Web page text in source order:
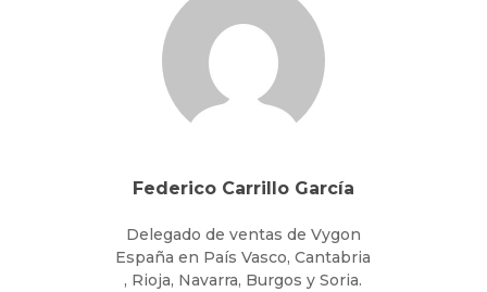
Federico Carrillo García
Delegado de ventas de Vygon
España en País Vasco, Cantabria
, Rioja, Navarra, Burgos y Soria.